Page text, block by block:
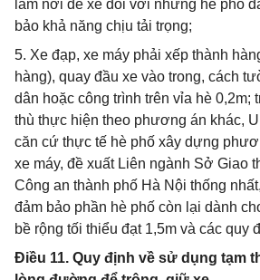
làm nơi để xe đối với những hè phố
bảo khả năng chịu tải trọng;
5. Xe đạp, xe máy phải xếp thành
hàng), quay đầu xe vào trong, cách
dân hoặc công trình trên vỉa hè 0,2m;
thù thực hiện theo phương án khác,
căn cứ thực tế hè phố xây dựng
xe máy, đề xuất Liên ngành Sở Giao
Công an thành phố Hà Nội thống
đảm bảo phần hè phố còn lại dành
bề rộng tối thiểu đạt 1,5m và các quy
Điều 11. Quy định về sử dụng tạm